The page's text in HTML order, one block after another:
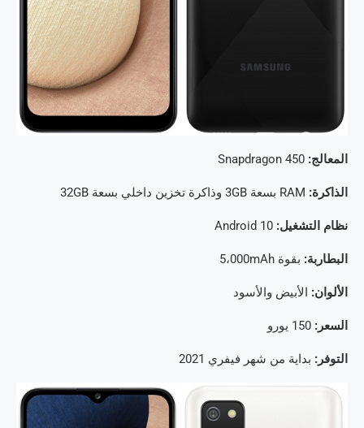
المعالج:
الذاكرة:
نظام التشغيل:
البطاربة: بقوة 5،000mAh
الألوان: الأبيض والأسود
السعر:
التوفر: بداية من شهر فيفري 2021